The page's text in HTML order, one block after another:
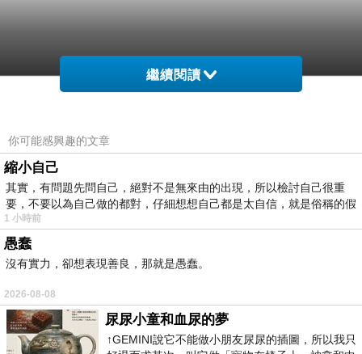
葫蘆芭萃取｜蛇麻花萃取｜高地薰衣草萃取｜雷公根萃取
｜荷荷芭油｜愛爾蘭海藻｜高地薰衣草精油｜百里香精油
◎胡蘿蔔籽精華（油萃取）：胡蘿蔔籽精華含有豐富的養
分，可維持肌膚的健康、促進肌膚賦活並保持肌膚的光澤
彈性。
◎公平貿易榛果油、公平貿易芝麻油、向日葵油、橄欖
滋潤肌膚，調理肌膚的鎖水防護膜，讓肌膚柔細滑嫩，充
滿青春光采。除此之外，更可以提升肌膚的防護力，讓肌
繼續閱讀
你可能感興趣的文章
縮小自己
其實，有問題先問自己，絕對不是無來由的出現，所以檢討自己很重
要，不要以為自己做的都對，仔細想想自己都是太自信，就是俗稱的假
1 小時前
愚蠢
沒有實力，卻想表現善良，那就是愚蠢。
2026-08-08
尿尿小童和血尿的夢
↑GEMINI說它不能做小朋友尿尿的插圖，所以我只